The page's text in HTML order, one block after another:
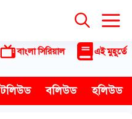
বাংলা সিরিয়াল এই মুহূর্তে
টলিউড বলিউড হলিউড